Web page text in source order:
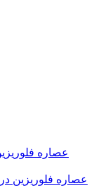
عصاره فلوریزین